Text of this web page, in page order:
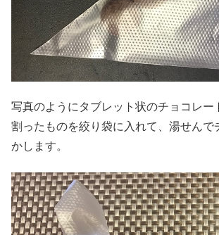
写真のようにタブレット状のチョコレー
割ったものを絞り袋に入れて、湯せんで
かします。